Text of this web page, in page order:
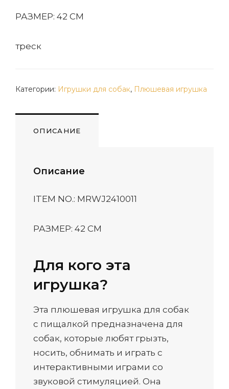
РАЗМЕР: 42 СМ
треск
Категории: Игрушки для собак, Плюшевая игрушка
ОПИСАНИЕ
Описание
ITEM NO.: MRWJ2410011
РАЗМЕР: 42 СМ
Для кого эта
игрушка?
Эта плюшевая игрушка для собак
с пищалкой предназначена для
собак, которые любят грызть,
носить, обнимать и играть с
интерактивными играми со
звуковой стимуляцией. Она